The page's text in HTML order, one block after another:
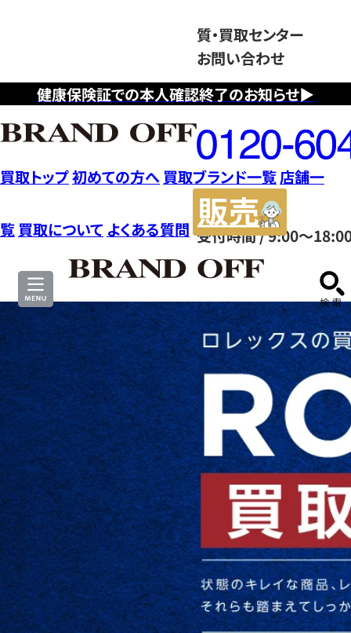
健康保険証での本人確認終了のお知らせ▶
質・買取センター
お問い合わせ
フ
リ
ー
ダ
イ
ヤ
ル
0120604117
受付時間 / 9:00～
買取トップ初めての方へ 買取ブランド一覧店舗一
覧 買取について よくある質問
サ
ロ
レ
ッ
ク
ス
の